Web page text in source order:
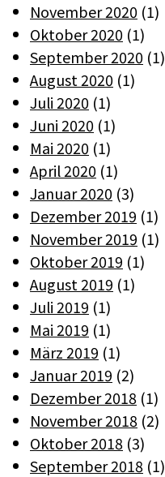
November 2020 (1)
Oktober 2020 (1)
September 2020 (1)
August 2020 (1)
Juli 2020 (1)
Juni 2020 (1)
Mai 2020 (1)
April 2020 (1)
Januar 2020 (3)
Dezember 2019 (1)
November 2019 (1)
Oktober 2019 (1)
August 2019 (1)
Juli 2019 (1)
Mai 2019 (1)
März 2019 (1)
Januar 2019 (2)
Dezember 2018 (1)
November 2018 (2)
Oktober 2018 (3)
September 2018 (1)